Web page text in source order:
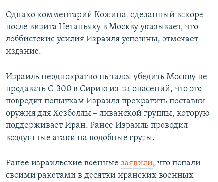
Однако комментарий Кожина, сделанный вскоре
после визита Нетаньяху в Москву указывает, что
лоббистские усилия Израиля успешны, отмечает
издание.
Израиль неоднократно пытался убедить Москву не
продавать С-300 в Сирию из-за опасений, что это
повредит попыткам Израиля прекратить поставки
оружия для Хезболлы – ливанской группы, которую
поддерживает Иран. Ранее Израиль проводил
воздушные атаки на подобные грузы.
Ранее израильские военные заявили, что попали
своими ракетами в десятки иранских военных